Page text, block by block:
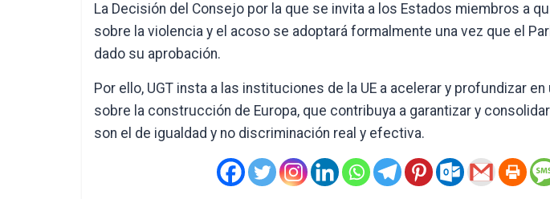
La Decisión del Consejo por la que se invita a los Estados miembros a
sobre la violencia y el acoso se adoptará formalmente una vez que el
dado su aprobación.
Por ello, UGT insta a las instituciones de la UE a acelerar y profundizar
sobre la construcción de Europa, que contribuya a garantizar y
son el de igualdad y no discriminación real y efectiva.